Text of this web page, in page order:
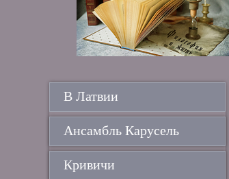
В Латвии
Ансамбль Карусель
Кривичи